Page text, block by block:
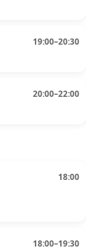
19:00–20:30
20:00–22:00
18:00
18:00–19:30